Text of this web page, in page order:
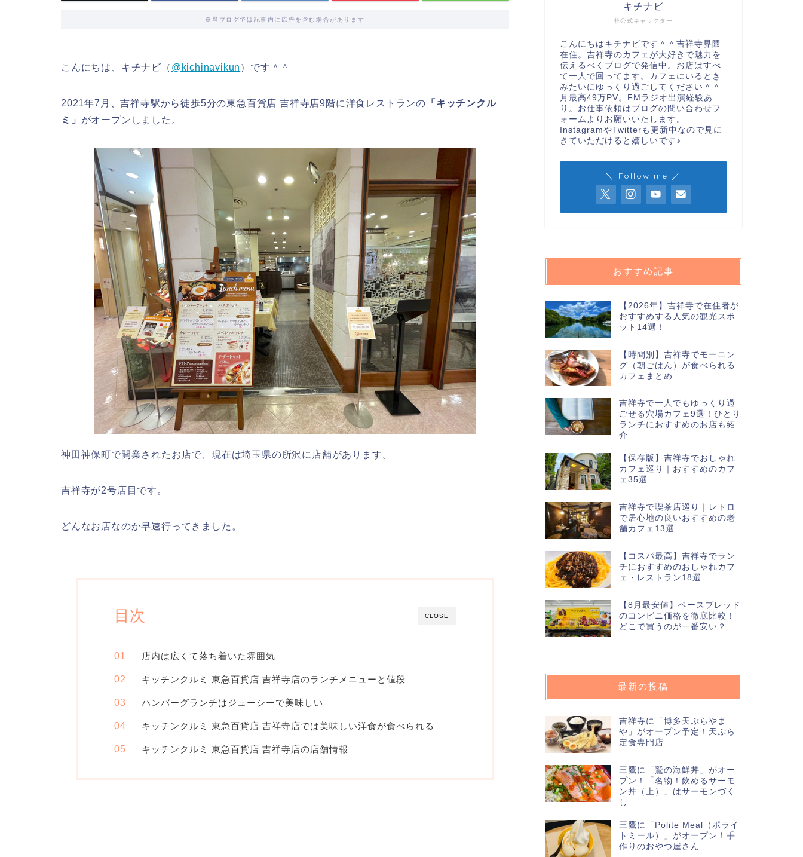
※当ブログでは記事内に広告を含む場合があります
こんにちは、キチナビ（ @kichinavikun ）です＾＾
2021年7月、吉祥寺駅から徒歩5分の東急百貨店 吉祥寺店9階に洋食レストランの 「キッチンクル
ミ」 がオープンしました。
神田神保町で開業されたお店で、現在は埼玉県の所沢に店舗があります。
吉祥寺が2号店目です。
どんなお店なのか早速行ってきました。
CLOSE
目次
店内は広くて落ち着いた雰囲気
キッチンクルミ 東急百貨店 吉祥寺店のランチメニューと値段
ハンバーグランチはジューシーで美味しい
キッチンクルミ 東急百貨店 吉祥寺店では美味しい洋食が食べられる
キッチンクルミ 東急百貨店 吉祥寺店の店舗情報
非公式キャラクター
キチナビ
こんにちはキチナビです＾＾吉祥寺界隈
在住。吉祥寺のカフェが大好きで魅力を
伝えるべくブログで発信中。お店はすべ
て一人で回ってます。カフェにいるとき
みたいにゆっくり過ごしてください＾＾
月最高49万PV。FMラジオ出演経験あ
り。お仕事依頼はブログの問い合わせフ
ォームよりお願いいたします。
InstagramやTwitterも更新中なので見に
きていただけると嬉しいです♪
＼ Follow me ／
おすすめ記事
【2026年】吉祥寺で在住者が
おすすめする人気の観光スポ
ット14選！
【時間別】吉祥寺でモーニン
グ（朝ごはん）が食べられる
カフェまとめ
吉祥寺で一人でもゆっくり過
ごせる穴場カフェ9選！ひとり
ランチにおすすめのお店も紹
介
【保存版】吉祥寺でおしゃれ
カフェ巡り｜おすすめのカフ
ェ35選
吉祥寺で喫茶店巡り｜レトロ
で居心地の良いおすすめの老
舗カフェ13選
【コスパ最高】吉祥寺でラン
チにおすすめのおしゃれカフ
ェ・レストラン18選
【8月最安値】ベースブレッド
のコンビニ価格を徹底比較！
どこで買うのが一番安い？
最新の投稿
吉祥寺に「博多天ぷらやま
や」がオープン予定！天ぷら
定食専門店
三鷹に「鷲の海鮮丼」がオー
プン！「名物！飲めるサーモ
ン丼（上）」はサーモンづく
し
三鷹に「Polite Meal（ポライ
トミール）」がオープン！手
作りのおやつ屋さん